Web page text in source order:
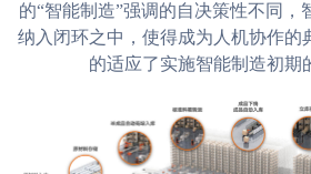
的“智能制造”强调的自决策性不同，
纳入闭环之中，使得成为人机协作的
的适应了实施智能制造初期